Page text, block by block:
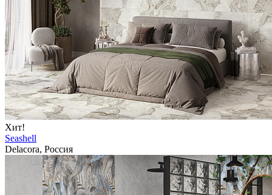
Хит!
Seashell
Delacora, Россия